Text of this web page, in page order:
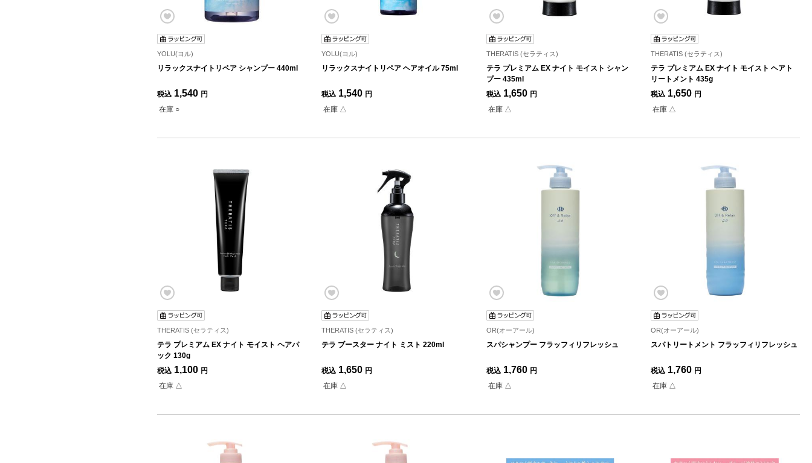
YOLU(ヨル)
リラックスナイトリペア シャンプー 440ml
税込 1,540 円
在庫 ○
YOLU(ヨル)
リラックスナイトリペア ヘアオイル 75ml
税込 1,540 円
在庫 △
THERATIS (セラティス)
テラ プレミアム EX ナイト モイスト シャン
プー 435ml
税込 1,650 円
在庫 △
THERATIS (セラティス)
テラ プレミアム EX ナイト モイスト ヘアト
リートメント 435g
税込 1,650 円
在庫 △
THERATIS (セラティス)
テラ プレミアム EX ナイト モイスト ヘアパ
ック 130g
税込 1,100 円
在庫 △
THERATIS (セラティス)
テラ ブースター ナイト ミスト 220ml
税込 1,650 円
在庫 △
OR(オーアール)
スパシャンプー フラッフィリフレッシュ
税込 1,760 円
在庫 △
OR(オーアール)
スパトリートメント フラッフィリフレッシュ
税込 1,760 円
在庫 △